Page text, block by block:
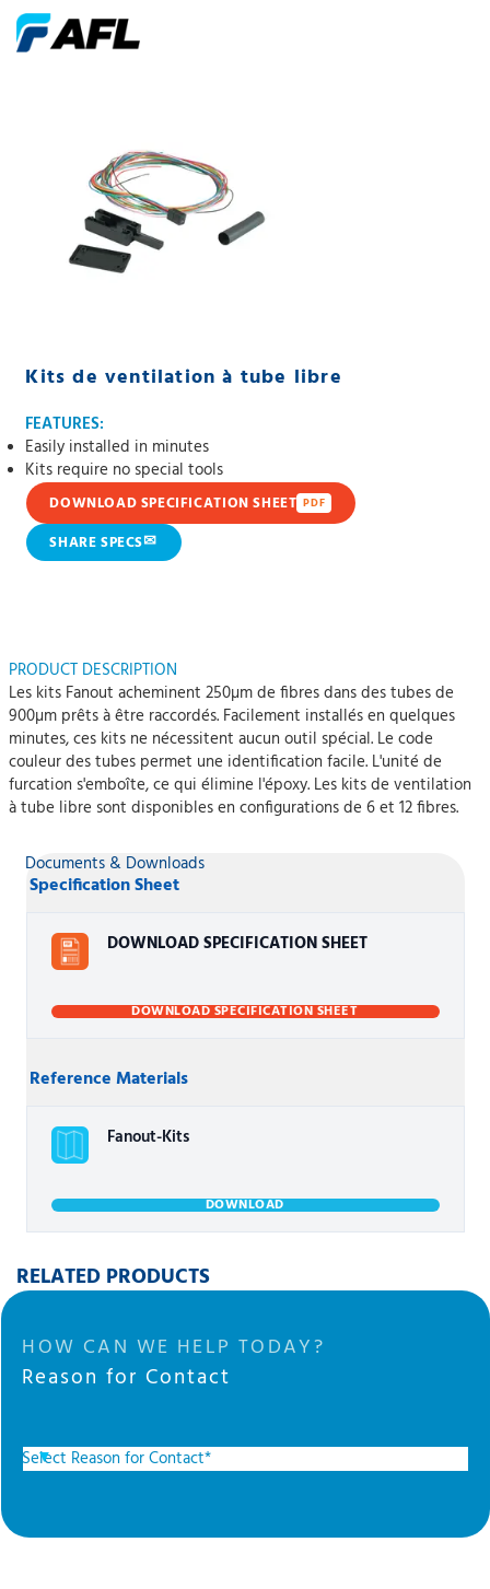
Kits de ventilation à tube libre
FEATURES:
Easily installed in minutes
Kits require no special tools
DOWNLOAD SPECIFICATION SHEET PDF
SHARE SPECS✉
PRODUCT DESCRIPTION
Les kits Fanout acheminent 250µm de fibres dans des tubes de
900µm prêts à être raccordés. Facilement installés en quelques
minutes, ces kits ne nécessitent aucun outil spécial. Le code
couleur des tubes permet une identification facile. L'unité de
furcation s'emboîte, ce qui élimine l'époxy. Les kits de ventilation
à tube libre sont disponibles en configurations de 6 et 12 fibres.
Documents & Downloads
Specification Sheet
DOWNLOAD SPECIFICATION SHEET
DOWNLOAD SPECIFICATION SHEET
Reference Materials
Fanout-Kits
DOWNLOAD
RELATED PRODUCTS
HOW CAN WE HELP TODAY?
Reason for Contact